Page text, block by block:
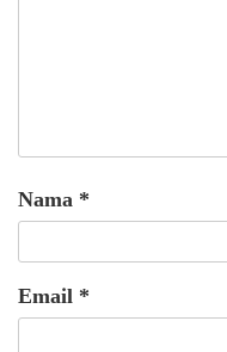
Nama *
Email *